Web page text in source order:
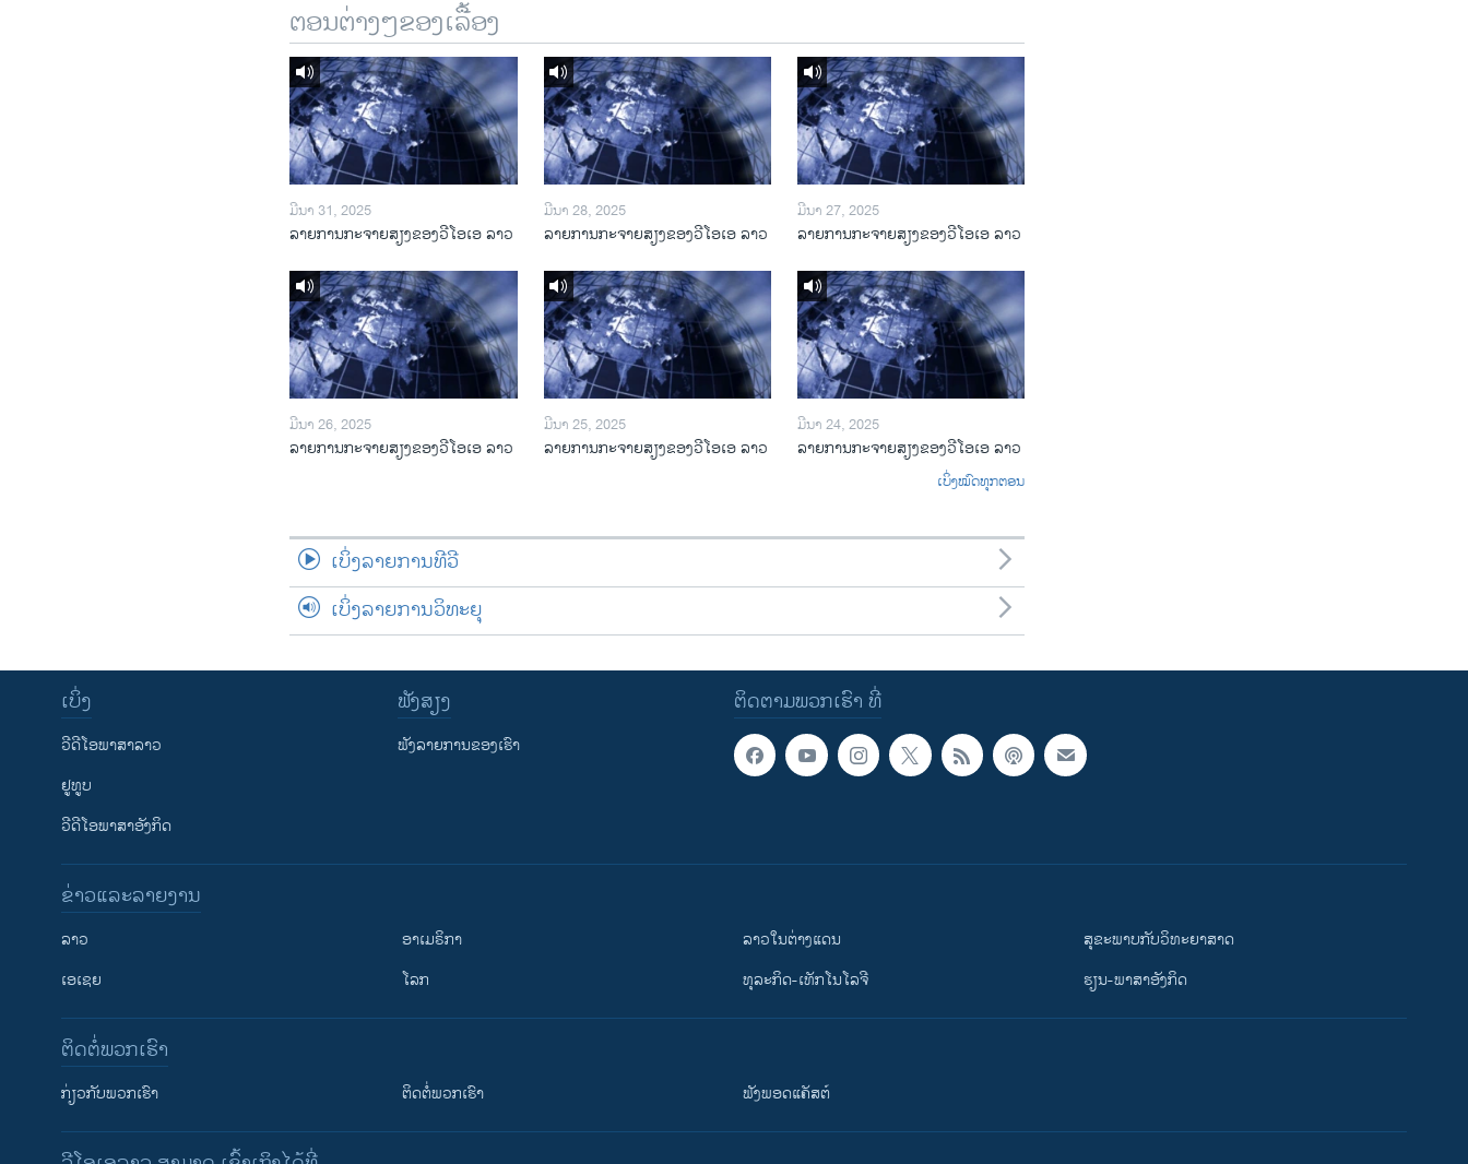
ຕອນຕ່າງໆຂອງເລື້ອງ
ມີນາ 31, 2025
ລາຍການກະຈາຍສຽງຂອງວີໂອເອ ລາວ
ມີນາ 28, 2025
ລາຍການກະຈາຍສຽງຂອງວີໂອເອ ລາວ
ມີນາ 27, 2025
ລາຍການກະຈາຍສຽງຂອງວີໂອເອ ລາວ
ມີນາ 26, 2025
ລາຍການກະຈາຍສຽງຂອງວີໂອເອ ລາວ
ມີນາ 25, 2025
ລາຍການກະຈາຍສຽງຂອງວີໂອເອ ລາວ
ມີນາ 24, 2025
ລາຍການກະຈາຍສຽງຂອງວີໂອເອ ລາວ
ເບິ່ງໝົດທຸກຕອນ
ເບິ່ງລາຍການທີວີ
ເບິ່ງລາຍການວິທະຍຸ
ຕິດຕາມພວກເຮົາ ທີ່
ເບິ່ງ
ວີດີໂອພາສາລາວ
ຢູທູບ
ວີດີໂອພາສາອັງກິດ
ຟັງສຽງ
ຟັງລາຍການຂອງເຮົາ
ຂ່າວແລະລາຍງານ
ລາວ
ເອເຊຍ
ອາເມຣິກາ
ໂລກ
ລາວໃນຕ່າງແດນ
ທຸລະກິດ-ເທັກໂນໂລຈີ
ສຸຂະພາບກັບວິທະຍາສາດ
ຮຽນ-ພາສາອັງກິດ
ຕິດຕໍ່ພວກເຮົາ
ກ່ຽວກັບພວກເຮົາ ຕິດຕໍ່ພວກເຮົາ ຟັງພອດແຄັສຕ໌